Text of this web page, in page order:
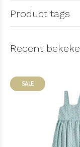
Product tags
Recent
SALE